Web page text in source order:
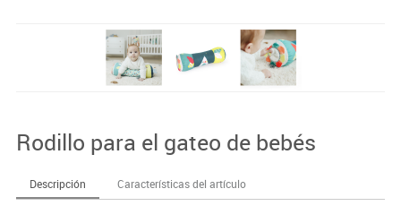
Rodillo para el gateo de bebés
Descripción Características del artículo